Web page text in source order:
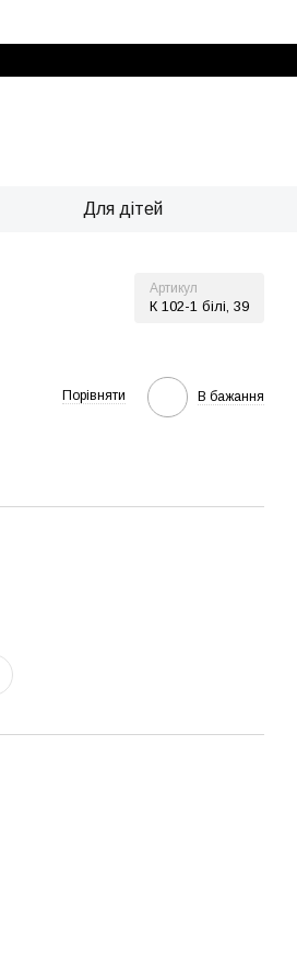
Для дітей
Артикул
К 102-1 білі, 39
Порівняти В бажання